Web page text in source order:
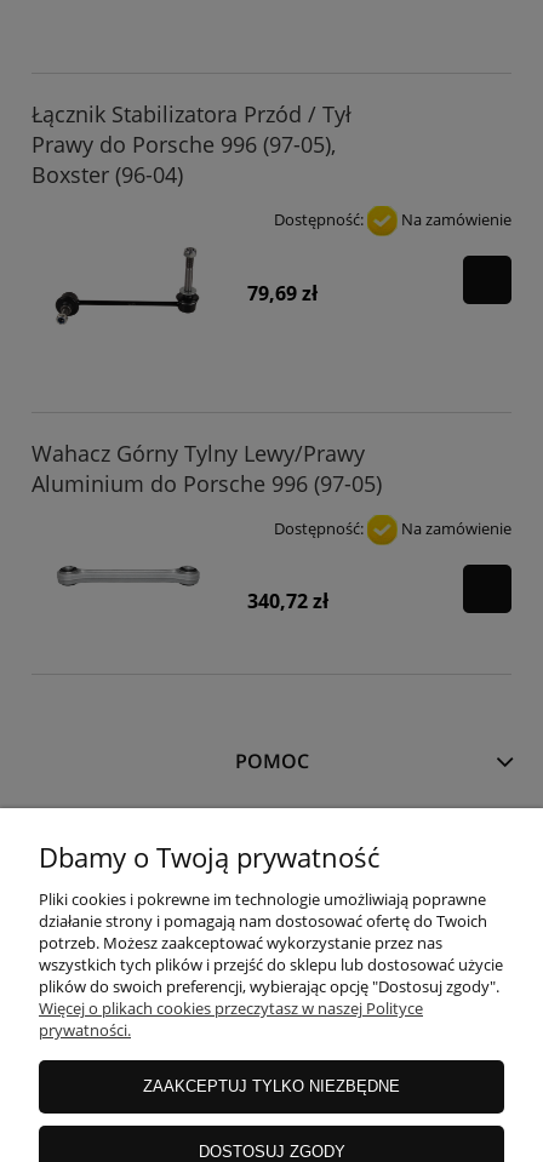
Łącznik Stabilizatora Przód / Tył
Prawy do Porsche 996 (97-05),
Boxster (96-04)
Dostępność: Na zamówienie
79,69 zł
Wahacz Górny Tylny Lewy/Prawy
Aluminium do Porsche 996 (97-05)
Dostępność: Na zamówienie
340,72 zł
POMOC
MOJE KONTO
PŁATNOŚCI I DOSTAWA
INFORMACJE
O NAS
Dbamy o Twoją prywatność
Pliki cookies i pokrewne im technologie umożliwiają poprawne
działanie strony i pomagają nam dostosować ofertę do Twoich
potrzeb. Możesz zaakceptować wykorzystanie przez nas
wszystkich tych plików i przejść do sklepu lub dostosować użycie
plików do swoich preferencji, wybierając opcję "Dostosuj zgody".
Więcej o plikach cookies przeczytasz w naszej Polityce
prywatności.
ZAAKCEPTUJ TYLKO NIEZBĘDNE
DOSTOSUJ ZGODY